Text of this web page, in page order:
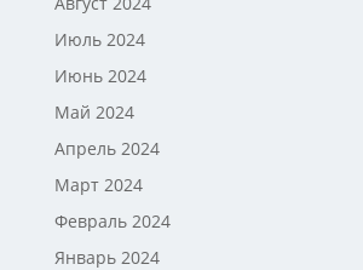
Июль 2024
Июнь 2024
Май 2024
Апрель 2024
Март 2024
Февраль 2024
Январь 2024